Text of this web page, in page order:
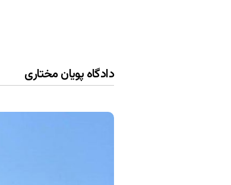
دادگاه پویان مختاری